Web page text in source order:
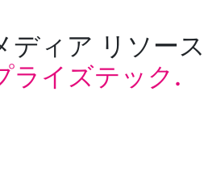
ディア リソース
ライズテック.